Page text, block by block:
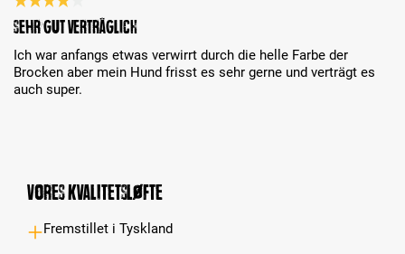
Review with rating of 4 out of 5 stars
Sehr gut verträglicH
Ich war anfangs etwas verwirrt durch die helle Farbe der
Brocken aber mein Hund frisst es sehr gerne und verträgt es
auch super.
Vores kvalitetsløfte
Fremstillet i Tyskland